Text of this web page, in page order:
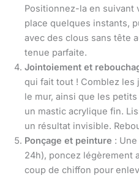
Positionnez-la en suivant
place quelques instants,
avec des clous sans tête
tenue parfaite.
Jointoiement et
qui fait tout ! Comblez
le mur, ainsi que les
un mastic acrylique fin.
un résultat invisible.
Ponçage et peinture :
24h), poncez légèrement
coup de chiffon pour